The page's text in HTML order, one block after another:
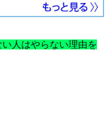
人はやらない理由を